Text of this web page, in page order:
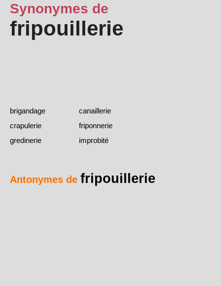
Synonymes de
fripouillerie
brigandage
canaillerie
crapulerie
friponnerie
gredinerie
improbité
Antonymes de fripouillerie